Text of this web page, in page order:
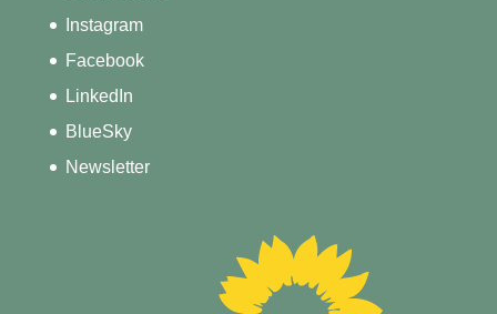
Instagram
Facebook
LinkedIn
BlueSky
Newsletter